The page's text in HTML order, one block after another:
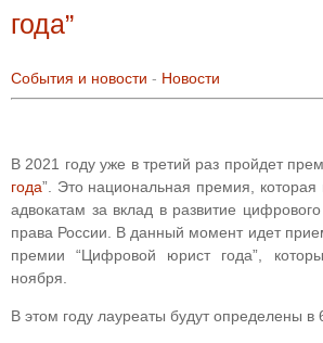
года”
События и новости - Новости
В 2021 году уже в третий раз пройдет
года”.
Это национальная премия, которая
адвокатам за вклад в развитие
права России. В данный момент идет
премии “Цифровой юрист года”,
ноября.
В этом году лауреаты будут определены в